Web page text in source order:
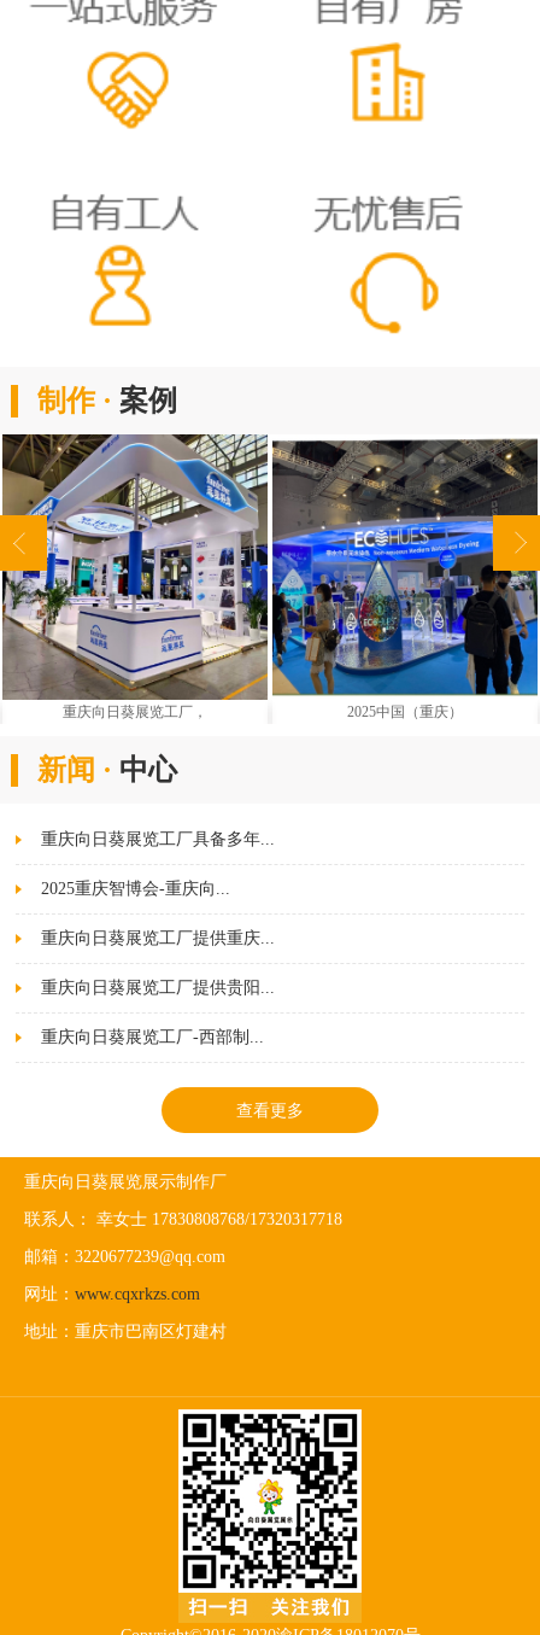
制作 · 案例
重庆向日葵展览工厂， 2025中国（重庆）
新闻 · 中心
重庆向日葵展览工厂具备多年...
2025重庆智博会-重庆向...
重庆向日葵展览工厂提供重庆...
重庆向日葵展览工厂提供贵阳...
重庆向日葵展览工厂-西部制...
查看更多
重庆向日葵展览展示制作厂
联系人： 幸女士 17830808768/17320317718
邮箱：3220677239@qq.com
网址： www.cqxrkzs.com
地址：重庆市巴南区灯建村